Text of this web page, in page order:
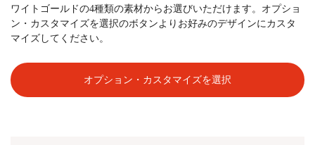
ワイトゴールドの4種類の素材からお選びいただけます。オプショ
ン・カスタマイズを選択のボタンよりお好みのデザインにカスタ
マイズしてください。
オプション・カスタマイズを選択